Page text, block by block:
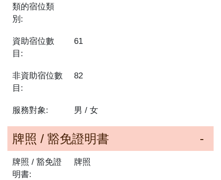
類的宿位類
別:
資助宿位數
目:
61
非資助宿位數
目:
82
服務對象: 男 / 女
牌照 / 豁免證明書
牌照 / 豁免證
明書:
牌照